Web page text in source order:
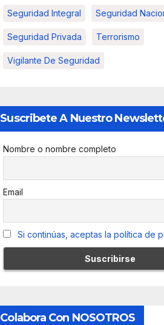
Seguridad Integral Seguridad
Seguridad Privada Terrorismo
Vigilante De Seguridad
Suscribete A Nuestro
Nombre o nombre completo
Email
Si continúas, aceptas la política de
Colabora Con NOSOTROS